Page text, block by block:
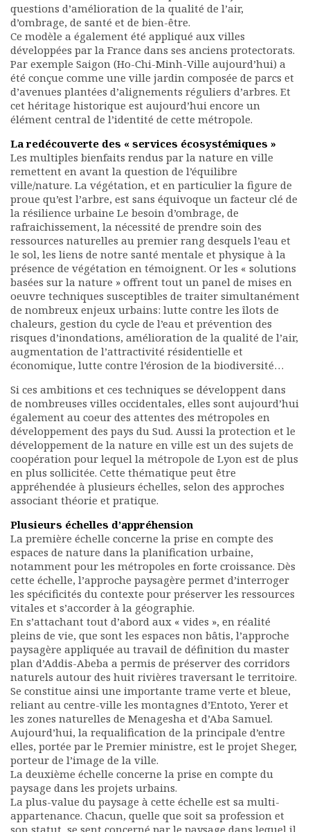
questions d’amélioration de la qualité de l’air,
d’ombrage, de santé et de bien-être.
Ce modèle a également été appliqué aux villes
développées par la France dans ses anciens protectorats.
Par exemple Saigon (Ho-Chi-Minh-Ville aujourd’hui) a
été conçue comme une ville jardin composée de parcs et
d’avenues plantées d’alignements réguliers d’arbres. Et
cet héritage historique est aujourd’hui encore un
élément central de l’identité de cette métropole.
La redécouverte des « services écosystémiques »
Les multiples bienfaits rendus par la nature en ville
remettent en avant la question de l’équilibre
ville/nature. La végétation, et en particulier la figure de
proue qu’est l’arbre, est sans équivoque un facteur clé de
la résilience urbaine Le besoin d’ombrage, de
rafraichissement, la nécessité de prendre soin des
ressources naturelles au premier rang desquels l’eau et
le sol, les liens de notre santé mentale et physique à la
présence de végétation en témoignent. Or les « solutions
basées sur la nature » offrent tout un panel de mises en
oeuvre techniques susceptibles de traiter simultanément
de nombreux enjeux urbains: lutte contre les îlots de
chaleurs, gestion du cycle de l’eau et prévention des
risques d’inondations, amélioration de la qualité de l’air,
augmentation de l’attractivité résidentielle et
économique, lutte contre l’érosion de la biodiversité…
Si ces ambitions et ces techniques se développent dans
de nombreuses villes occidentales, elles sont aujourd’hui
également au coeur des attentes des métropoles en
développement des pays du Sud. Aussi la protection et le
développement de la nature en ville est un des sujets de
coopération pour lequel la métropole de Lyon est de plus
en plus sollicitée. Cette thématique peut être
appréhendée à plusieurs échelles, selon des approches
associant théorie et pratique.
Plusieurs échelles d’appréhension
La première échelle concerne la prise en compte des
espaces de nature dans la planification urbaine,
notamment pour les métropoles en forte croissance. Dès
cette échelle, l’approche paysagère permet d’interroger
les spécificités du contexte pour préserver les ressources
vitales et s’accorder à la géographie.
En s’attachant tout d’abord aux « vides », en réalité
pleins de vie, que sont les espaces non bâtis, l’approche
paysagère appliquée au travail de définition du master
plan d’Addis-Abeba a permis de préserver des corridors
naturels autour des huit rivières traversant le territoire.
Se constitue ainsi une importante trame verte et bleue,
reliant au centre-ville les montagnes d’Entoto, Yerer et
les zones naturelles de Menagesha et d’Aba Samuel.
Aujourd’hui, la requalification de la principale d’entre
elles, portée par le Premier ministre, est le projet Sheger,
porteur de l’image de la ville.
La deuxième échelle concerne la prise en compte du
paysage dans les projets urbains.
La plus-value du paysage à cette échelle est sa multi-
appartenance. Chacun, quelle que soit sa profession et
son statut, se sent concerné par le paysage dans lequel il